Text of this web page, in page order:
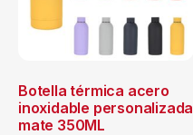
Botella térmica acero
inoxidable personalizada
mate 350ML